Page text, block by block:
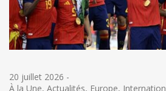
20 juillet 2026 -
À la Une, Actualités, Europe,